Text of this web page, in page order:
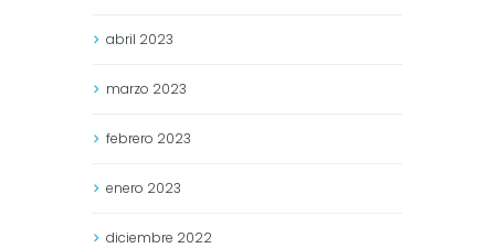
abril 2023
marzo 2023
febrero 2023
enero 2023
diciembre 2022